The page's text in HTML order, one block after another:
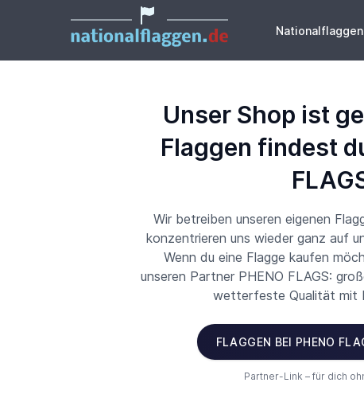
Nationalflaggen
Unser Shop ist
Flaggen findest
Wir betreiben unseren eigenen
konzentrieren uns wieder ganz auf
Wenn du eine Flagge kaufen
unseren Partner PHENO FLAGS:
wetterfeste Qualität mit
FLAGGEN BEI PHENO
Partner-Link – für dich